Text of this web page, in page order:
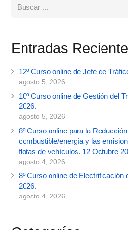
Entradas
12º Curso online de Jefe de
agosto 5, 2026
10º Curso online de Gestión del
2026.
agosto 5, 2026
8º Curso online para la
combustible/energía y las
flotas de vehículos. 12 Octubre
agosto 4, 2026
8º Curso online de Electrificación
2026.
agosto 4, 2026